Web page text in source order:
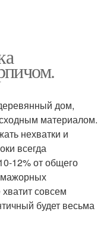
дом,
материалом.
нехватки и
всегда
12% от общего
мажорных
совсем
будет весьма